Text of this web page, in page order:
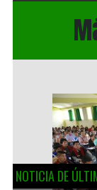
NOTICIA DE